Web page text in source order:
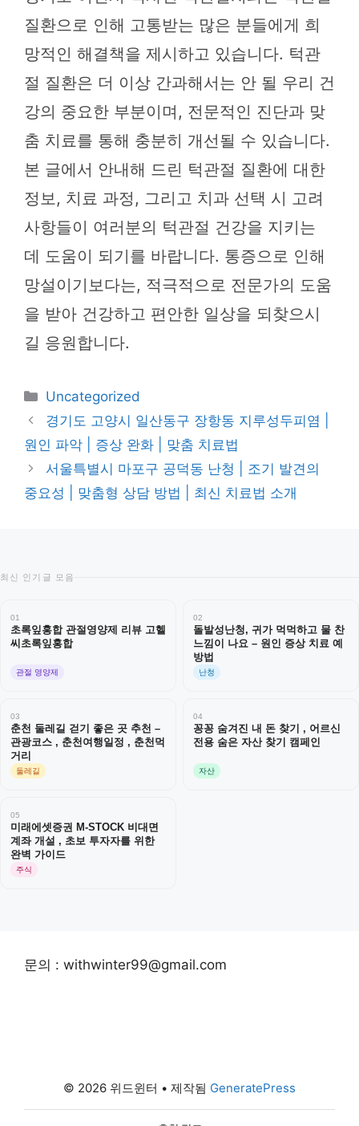
질환으로 인해 고통받는 많은 분들에게 희
망적인 해결책을 제시하고 있습니다. 턱관
절 질환은 더 이상 간과해서는 안 될 우리 건
강의 중요한 부분이며, 전문적인 진단과 맞
춤 치료를 통해 충분히 개선될 수 있습니다.
본 글에서 안내해 드린 턱관절 질환에 대한
정보, 치료 과정, 그리고 치과 선택 시 고려
사항들이 여러분의 턱관절 건강을 지키는
데 도움이 되기를 바랍니다. 통증으로 인해
망설이기보다는, 적극적으로 전문가의 도움
을 받아 건강하고 편안한 일상을 되찾으시
길 응원합니다.
카
테
리
Uncategorized
경기도 고양시 일산동구 장항동 지루성두피염 |
원인 파악 | 증상 완화 | 맞춤 치료법
서울특별시 마포구 공덕동 난청 | 조기 발견의
중요성 | 맞춤형 상담 방법 | 최신 치료법 소개
최신 인기글 모음
01
초록잎홍합 관절영양제 리뷰 고헬
씨초록잎홍합
관절 영양제
02
돌발성난청, 귀가 먹먹하고 물 찬
느낌이 나요 – 원인 증상 치료 예
방법
난청
03
춘천 둘레길 걷기 좋은 곳 추천 –
관광코스 , 춘천여행일정 , 춘천먹
거리
둘레길
04
꽁꽁 숨겨진 내 돈 찾기 , 어르신
전용 숨은 자산 찾기 캠페인
자산
05
미래에셋증권 M-STOCK 비대면
계좌 개설 , 초보 투자자를 위한
완벽 가이드
주식
문의 : withwinter99@gmail.com
© 2026 위드윈터 • 제작됨 GeneratePress